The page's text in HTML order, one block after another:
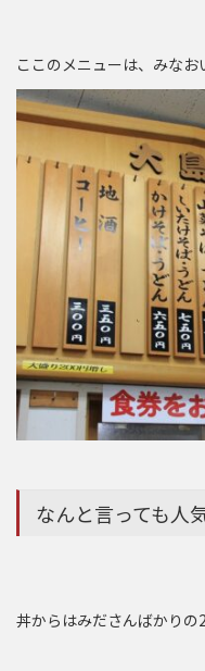
ここのメニューは、みなお
なんと言っても人
丼からはみださんばかりの